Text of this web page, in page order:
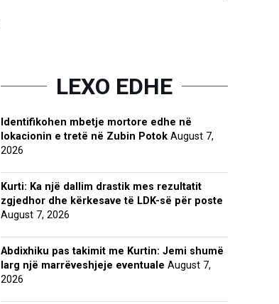
LEXO EDHE
Identifikohen mbetje mortore edhe në
lokacionin e tretë në Zubin Potok August 7,
2026
Kurti: Ka një dallim drastik mes rezultatit
zgjedhor dhe kërkesave të LDK-së për poste
August 7, 2026
Abdixhiku pas takimit me Kurtin: Jemi shumë
larg një marrëveshjeje eventuale August 7,
2026